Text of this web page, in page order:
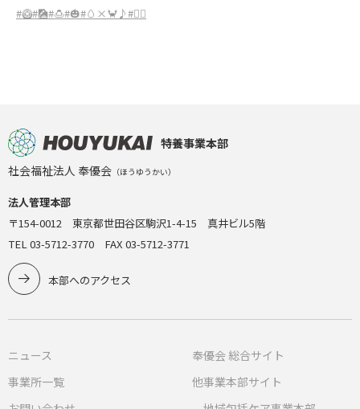
#🥝#🎑#🍮#🎃#🥚×🦀♪#🤸‍♀️
特養事業本部
社会福祉法人 奉優会 （ほうゆうかい）
法人管理本部
〒154-0012 東京都世田谷区駒沢1-4-15 真井ビル5階
TEL 03-5712-3770 FAX 03-5712-3771
本部へのアクセス
ニュース
事業所一覧
奉優会 総合サイト
他事業本部サイト